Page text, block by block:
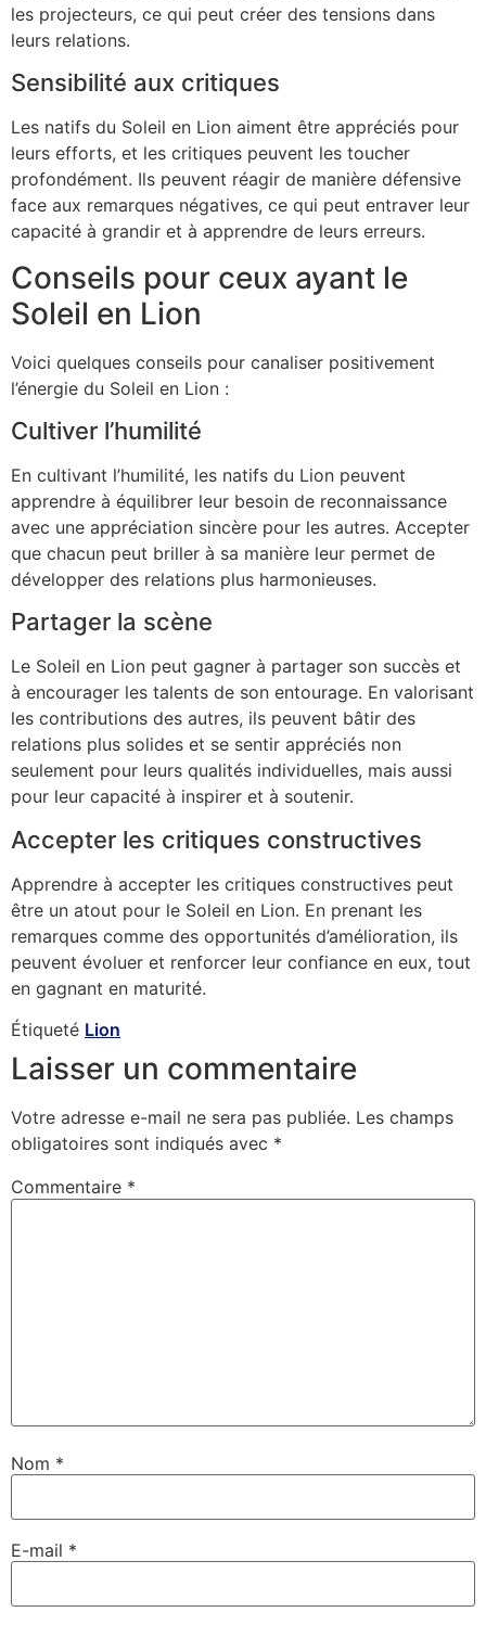
les projecteurs, ce qui peut créer des tensions dans
leurs relations.
Sensibilité aux critiques
Les natifs du Soleil en Lion aiment être appréciés pour
leurs efforts, et les critiques peuvent les toucher
profondément. Ils peuvent réagir de manière défensive
face aux remarques négatives, ce qui peut entraver leur
capacité à grandir et à apprendre de leurs erreurs.
Conseils pour ceux ayant le
Soleil en Lion
Voici quelques conseils pour canaliser positivement
l’énergie du Soleil en Lion :
Cultiver l’humilité
En cultivant l’humilité, les natifs du Lion peuvent
apprendre à équilibrer leur besoin de reconnaissance
avec une appréciation sincère pour les autres. Accepter
que chacun peut briller à sa manière leur permet de
développer des relations plus harmonieuses.
Partager la scène
Le Soleil en Lion peut gagner à partager son succès et
à encourager les talents de son entourage. En valorisant
les contributions des autres, ils peuvent bâtir des
relations plus solides et se sentir appréciés non
seulement pour leurs qualités individuelles, mais aussi
pour leur capacité à inspirer et à soutenir.
Accepter les critiques constructives
Apprendre à accepter les critiques constructives peut
être un atout pour le Soleil en Lion. En prenant les
remarques comme des opportunités d’amélioration, ils
peuvent évoluer et renforcer leur confiance en eux, tout
en gagnant en maturité.
Étiqueté Lion
Laisser un commentaire
Votre adresse e-mail ne sera pas publiée. Les champs
obligatoires sont indiqués avec *
Commentaire *
Nom *
E-mail *